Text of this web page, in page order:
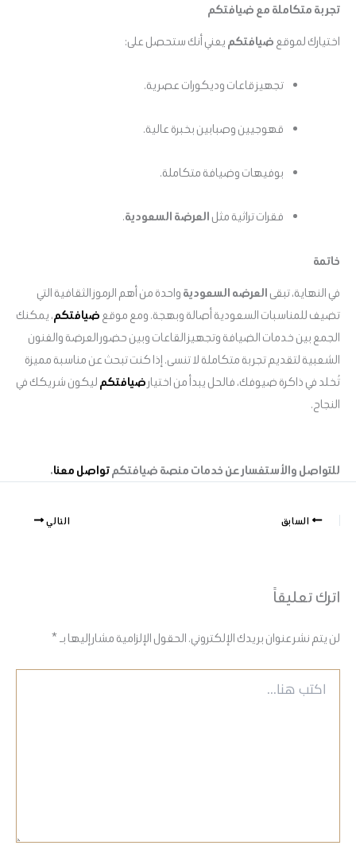
تجربة متكاملة مع ضيافتكم
اختيارك لموقع ضيافتكم يعني أنك ستحصل على:
تجهيز قاعات وديكورات عصرية.
قهوجيين وصبابين بخبرة عالية.
بوفيهات وضيافة متكاملة.
فقرات تراثية مثل العرضة السعودية.
خاتمة
في النهاية، تبقى العرضه السعودية واحدة من أهم الرموز الثقافية التي
تضيف للمناسبات السعودية أصالة وبهجة. ومع موقع ضيافتكم، يمكنك
الجمع بين خدمات الضيافة وتجهيز القاعات وبين حضور العرضة والفنون
الشعبية لتقديم تجربة متكاملة لا تنسى. إذا كنت تبحث عن مناسبة مميزة
تُخلد في ذاكرة ضيوفك، فالحل يبدأ من اختيار ضيافتكم ليكون شريكك في
النجاح.
للتواصل والأستفسار عن خدمات منصة ضيافتكمتواصل معنا.
السابق التالي
اترك تعليقاً
لن يتم نشر عنوان بريدك الإلكتروني. الحقول الإلزامية مشار إليها بـ*
هنا...